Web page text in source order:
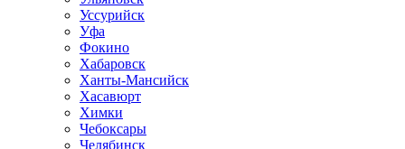
Уссурийск
Уфа
Фокино
Хабаровск
Ханты-Мансийск
Хасавюрт
Химки
Чебоксары
Челябинск